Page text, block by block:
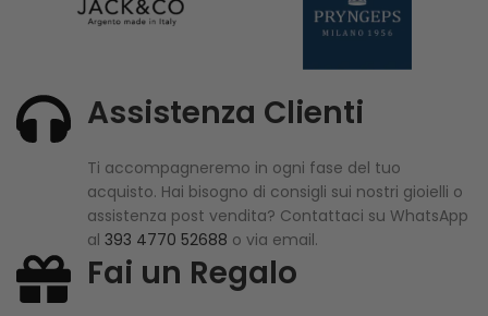
Assistenza Clienti
Ti accompagneremo in ogni fase del tuo
acquisto. Hai bisogno di consigli sui nostri gioielli o
assistenza post vendita? Contattaci su WhatsApp
al 393 4770 52688 o via email.
Fai un Regalo